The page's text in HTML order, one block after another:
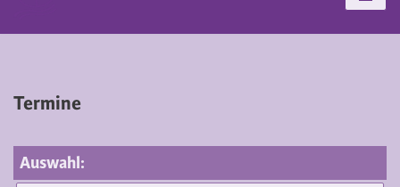
Termine
Auswahl: